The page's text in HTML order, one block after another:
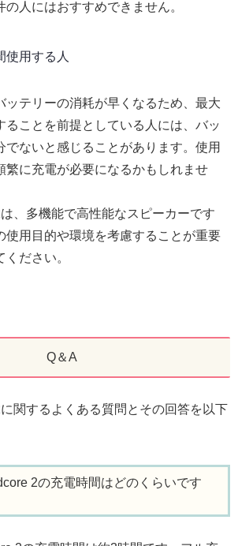
の人にはおすすめできません。
使用する人
ッテリーの消耗が早くなるため、最大
ることを前提としている人には、バッ
でないと感じることがあります。使用
繁に充電が必要になるかもしれませ
、多機能で高性能なスピーカーです
使用目的や環境を考慮することが重要
ださい。
Q＆A
関するよくある質問とその回答を以下
2の充電時間はどのくらいです